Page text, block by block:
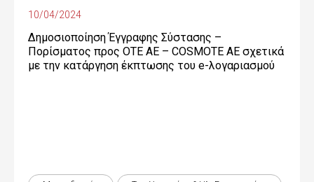
10/04/2024
Δημοσιοποίηση Έγγραφης Σύστασης –
Πορίσματος προς OTE ΑΕ – COSMOTE ΑΕ σχετικά
με την κατάργηση έκπτωσης του e-λογαριασμού